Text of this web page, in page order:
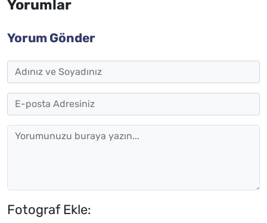
Yorumlar
Yorum Gönder
Fotograf Ekle: